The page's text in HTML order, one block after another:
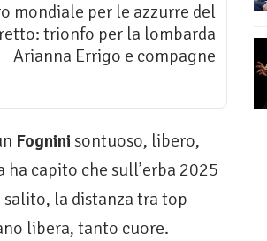
mondiale per le azzurre del
trionfo per la lombarda
Arianna Errigo e compagne
Fognini sontuoso, libero,
ha capito che sull’erba 2025
la distanza tra top
libera, tanto cuore.